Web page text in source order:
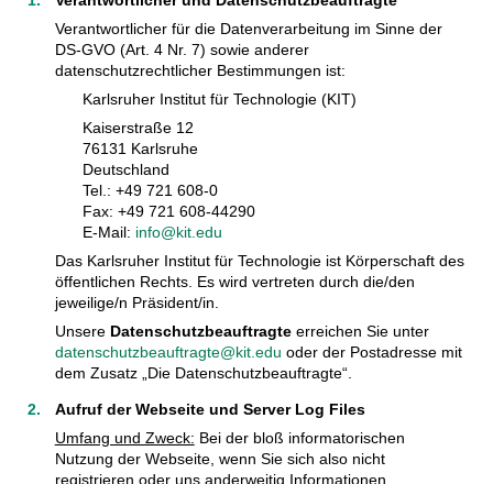
Verantwortlicher für die Datenverarbeitung im Sinne der
DS-GVO (Art. 4 Nr. 7) sowie anderer
datenschutzrechtlicher Bestimmungen ist:
Karlsruher Institut für Technologie (KIT)
Kaiserstraße 12
76131 Karlsruhe
Deutschland
Tel.: +49 721 608-0
Fax: +49 721 608-44290
E-Mail: info@kit.edu
Das Karlsruher Institut für Technologie ist Körperschaft des
öffentlichen Rechts. Es wird vertreten durch die/den
jeweilige/n Präsident/in.
Unsere Datenschutzbeauftragteerreichen Sie unter
datenschutzbeauftragte@kit.edu oder der Postadresse mit
dem Zusatz „Die Datenschutzbeauftragte“.
Aufruf der Webseite und Server Log Files
Umfang und Zweck: Bei der bloß informatorischen
Nutzung der Webseite, wenn Sie sich also nicht
registrieren oder uns anderweitig Informationen